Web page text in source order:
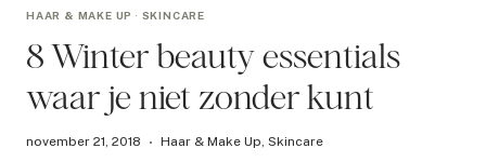
HAAR & MAKE UP · SKINCARE
8 Winter beauty essentials
waar je niet zonder kunt
november 21, 2018 Haar & Make Up,Skincare